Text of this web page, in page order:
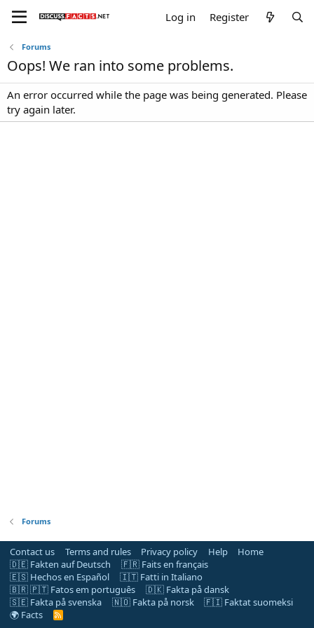
Log in Register
Forums
Oops! We ran into some problems.
An error occurred while the page was being generated. Please
try again later.
Forums
Contact us Terms and rules Privacy policy Help
Home
🇩🇪 Fakten auf Deutsch
🇫🇷 Faits en français
🇪🇸 Hechos en Español
🇮🇹 Fatti in Italiano
🇧🇷 🇵🇹 Fatos em português
🇩🇰 Fakta på dansk
🇸🇪 Fakta på svenska
🇳🇴 Fakta på norsk
🇫🇮 Faktat suomeksi
🌍 Facts
R